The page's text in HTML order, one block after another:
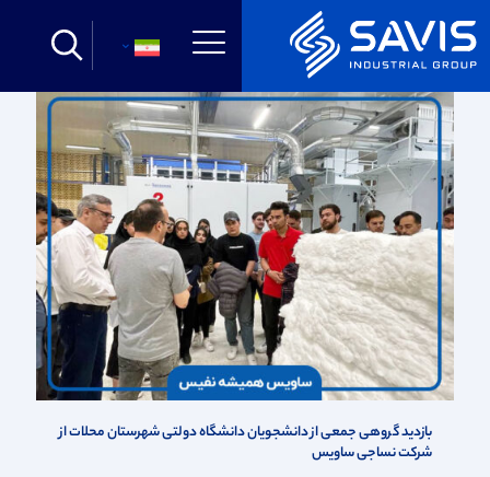
دسته بندی تگ بندی نویسنده Show all
بازدید گروهی جمعی از دانشجویان دانشگاه دولتی شهرستان محلات از
شرکت نساجی ساویس